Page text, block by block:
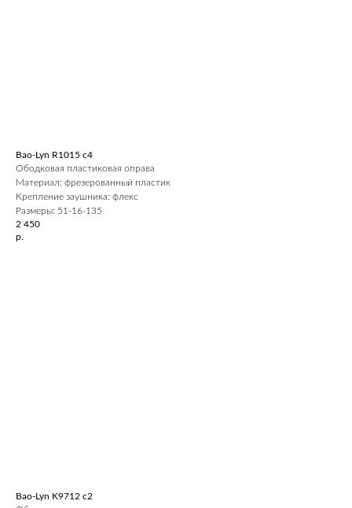
Bao-Lyn R1015 c4
Ободковая пластиковая оправа
Материал: фрезерованный пластик
Крепление заушника: флекс
Размеры: 51-16-135
2 450
р.
Bao-Lyn K9712 c2